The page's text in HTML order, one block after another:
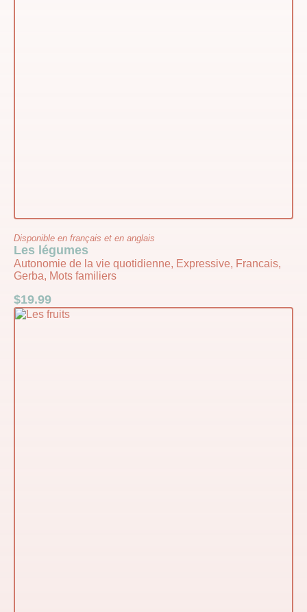
Disponible en français et en anglais
Les légumes
Autonomie de la vie quotidienne, Expressive, Francais,
Gerba, Mots familiers
$19.99